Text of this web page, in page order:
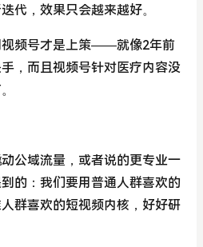
代，效果只会越来越好。
视频号才是上策——就像2年前
，而且视频号针对医疗内容没
公域流量，或者说的更专业一
的：我们要用普通人群喜欢的
群喜欢的短视频内核，好好研